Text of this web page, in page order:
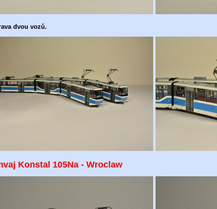
dvou vozů.
Konstal 105Na - Wroclaw